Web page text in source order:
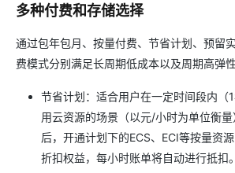
多种付费和存储选择
通过包年包月、按量付费、节省计划、预留
费模式分别满足长周期低成本以及周期高弹
节省计划：适合用户在一定时间段内（
用云资源的场景（以元/小时为单位衡
后，开通计划下的ECS、ECI等按量资
折扣权益，每小时账单将自动进行抵扣。